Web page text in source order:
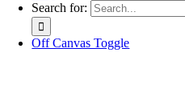
Search for:
Off Canvas Toggle